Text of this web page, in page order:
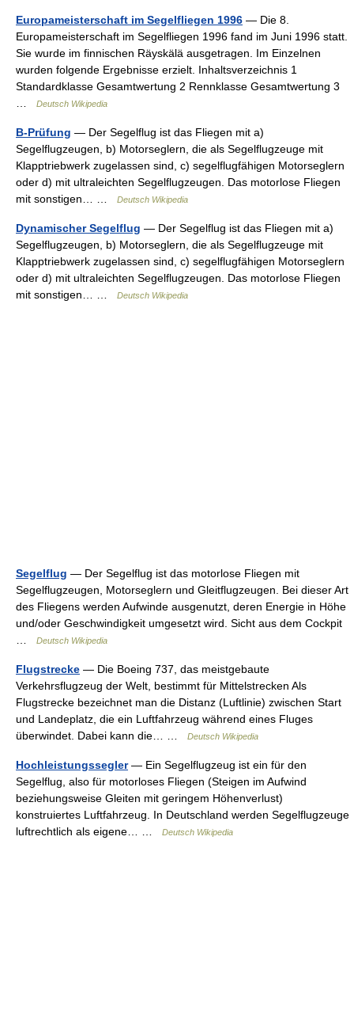
Europameisterschaft im Segelfliegen 1996 — Die 8.
Europameisterschaft im Segelfliegen 1996 fand im Juni 1996 statt.
Sie wurde im finnischen Räyskälä ausgetragen. Im Einzelnen
wurden folgende Ergebnisse erzielt. Inhaltsverzeichnis 1
Standardklasse Gesamtwertung 2 Rennklasse Gesamtwertung 3
Deutsch Wikipedia
B-Prüfung — Der Segelflug ist das Fliegen mit a)
Segelflugzeugen, b) Motorseglern, die als Segelflugzeuge mit
Klapptriebwerk zugelassen sind, c) segelflugfähigen Motorseglern
oder d) mit ultraleichten Segelflugzeugen. Das motorlose Fliegen
mit sonstigen… …
Deutsch Wikipedia
Dynamischer Segelflug — Der Segelflug ist das Fliegen mit a)
Segelflugzeugen, b) Motorseglern, die als Segelflugzeuge mit
Klapptriebwerk zugelassen sind, c) segelflugfähigen Motorseglern
oder d) mit ultraleichten Segelflugzeugen. Das motorlose Fliegen
mit sonstigen… …
Deutsch Wikipedia
Segelflug — Der Segelflug ist das motorlose Fliegen mit
Segelflugzeugen, Motorseglern und Gleitflugzeugen. Bei dieser Art
des Fliegens werden Aufwinde ausgenutzt, deren Energie in Höhe
und/oder Geschwindigkeit umgesetzt wird. Sicht aus dem Cockpit
Deutsch Wikipedia
Flugstrecke — Die Boeing 737, das meistgebaute
Verkehrsflugzeug der Welt, bestimmt für Mittelstrecken Als
Flugstrecke bezeichnet man die Distanz (Luftlinie) zwischen Start
und Landeplatz, die ein Luftfahrzeug während eines Fluges
überwindet. Dabei kann die… …
Deutsch Wikipedia
Hochleistungssegler— Ein Segelflugzeug ist ein für den
Segelflug, also für motorloses Fliegen (Steigen im Aufwind
beziehungsweise Gleiten mit geringem Höhenverlust)
konstruiertes Luftfahrzeug. In Deutschland werden Segelflugzeuge
luftrechtlich als eigene… …
Deutsch Wikipedia